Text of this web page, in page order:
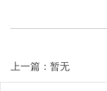
上一篇：暂无